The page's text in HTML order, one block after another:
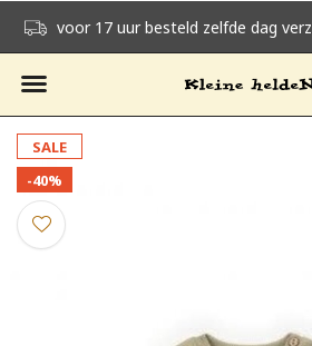
voor 17 uur besteld zelfde dag verzonden
SALE
-40%